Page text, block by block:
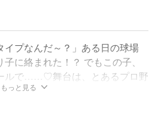
イプなんだ～？」ある日の球場
に絡まれた！？ でもこの子、
ルで……♡舞台は、とあるプロ野
の人が集まり、働き、笑い合
この場所は、まるで一つの
たもボールパークの「住人」
もっと見る